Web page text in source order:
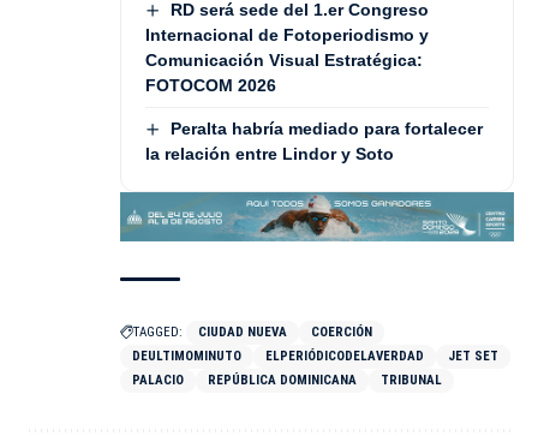
RD será sede del 1.er Congreso
Internacional de Fotoperiodismo y
Comunicación Visual Estratégica:
FOTOCOM 2026
Peralta habría mediado para fortalecer
la relación entre Lindor y Soto
TAGGED: CIUDAD NUEVA
COERCIÓN
DEULTIMOMINUTO
ELPERIÓDICODELAVERDAD
JET SET
PALACIO
REPÚBLICA DOMINICANA TRIBUNAL